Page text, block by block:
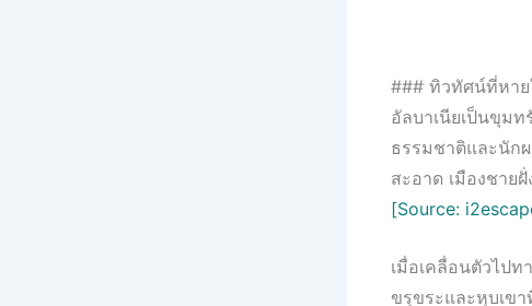
### ทิวทัศน์ที่หาย
อัลบาเนียเป็นขุม
ธรรมชาติและนัก
สะอาด เมืองชาย
[Source:
เมื่อเคลื่อนตัวไป
ขรุขระและหุบเข